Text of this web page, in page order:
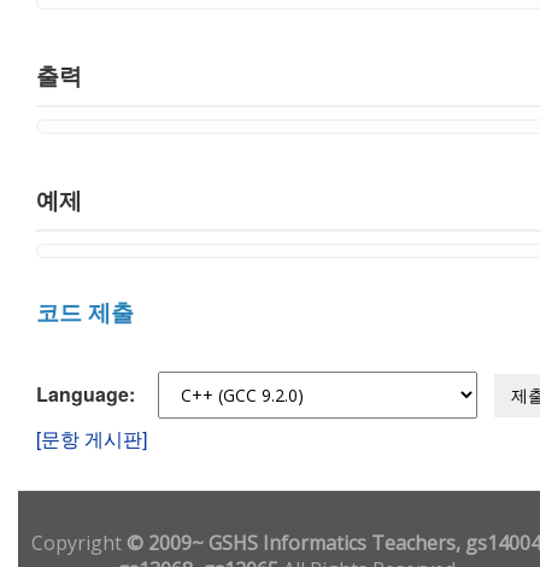
출력
예제
코드 제출
Language: 제
[문항 게시판]
Copyright© 2009~ GSHS Informatics Teachers,